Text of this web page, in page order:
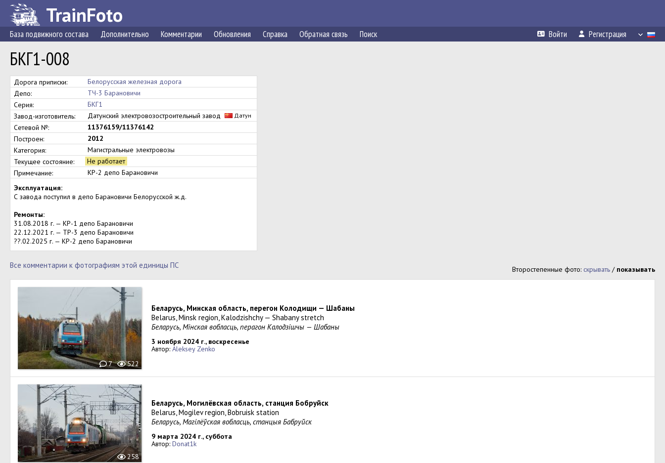
TrainFoto
База подвижного состава Дополнительно Комментарии Обновления Справка Обратная связь Поиск Войти Регистрация
БКГ1-008
Дорога приписки:
Белорусская железная дорога
Депо:
ТЧ-3 Барановичи
Серия:
БКГ1
Завод-изготовитель:
Датунский электровозостроительный завод Датун
Сетевой №:
11376159/11376142
Построен:
2012
Категория:
Магистральные электровозы
Текущее состояние:
Не работает
Примечание:
КР-2 депо Барановичи
Эксплуатация:
С завода поступил в депо Барановичи Белорусской ж.д.
Ремонты:
31.08.2018 г. — КР-1 депо Барановичи
22.12.2021 г. — ТР-3 депо Барановичи
??.02.2025 г. — КР-2 депо Барановичи
Все комментарии к фотографиям этой единицы ПС Второстепенные фото: скрывать / показывать
7 522
Беларусь, Минская область, перегон Колодищи — Шабаны
Belarus, Minsk region, Kalodzishchy — Shabany stretch
Беларусь, Мiнская вобласць, перагон Калодзiшчы — Шабаны
3 ноября 2024 г., воскресенье
Автор: Aleksey Zenko
258
Беларусь, Могилёвская область, станция Бобруйск
Belarus, Mogilev region, Bobruisk station
Беларусь, Магілёўская вобласць, станцыя Бабруйск
9 марта 2024 г., суббота
Автор: Donat1k